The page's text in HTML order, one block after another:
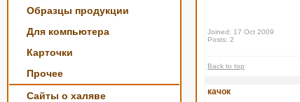
Образцы продукции
Для компьютера
Карточки
Прочее
Сайты о халяве
Joined: 17 Oct 2009
Posts: 2
Back to top
качок